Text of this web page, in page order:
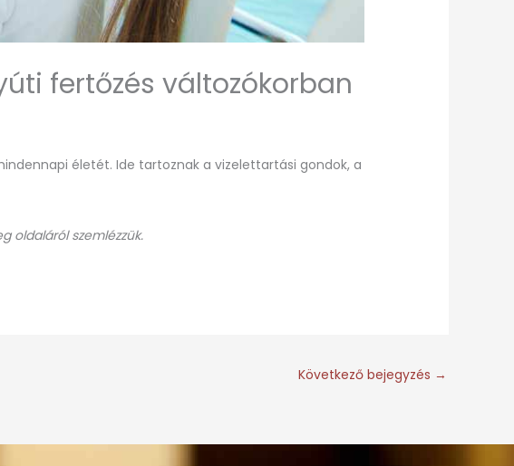
fertőzés változókorban
életét. Ide tartoznak a vizelettartási gondok, a
oldaláról szemlézzük.
Következő bejegyzés →